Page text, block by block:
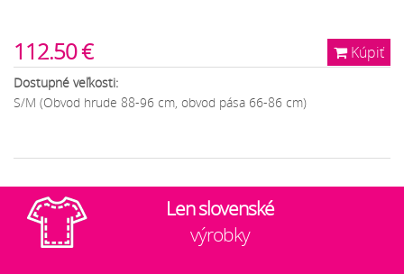
Kúpiť
112.50 €
Dostupné veľkosti:
S/M (Obvod hrude 88-96 cm, obvod pása 66-86 cm)
Len slovenské
výrobky